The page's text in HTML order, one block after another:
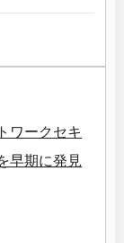
ワークセキ
早期に発見